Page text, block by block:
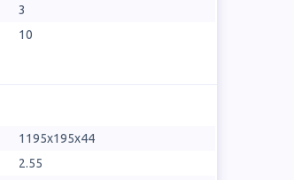
3
10
1195х195х44
2.55